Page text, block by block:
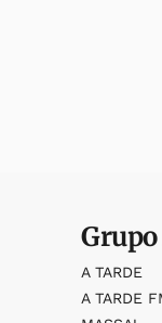
A TARDE
A TARDE